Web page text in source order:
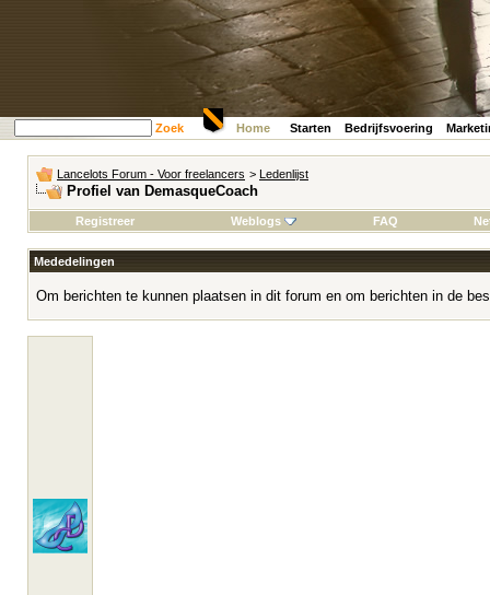
Zoek Home Starten Bedrijfsvoering
Lancelots Forum - Voor freelancers > Ledenlijst
Profiel van DemasqueCoach
Registreer Weblogs FAQ
Mededelingen
Om berichten te kunnen plaatsen in dit forum en om berichten in de